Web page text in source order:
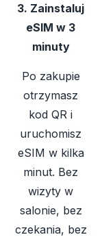
3. Zainstaluj
eSIM w 3
minuty
Po zakupie
otrzymasz
kod QR i
uruchomisz
eSIM w kilka
minut. Bez
wizyty w
salonie, bez
czekania, bez